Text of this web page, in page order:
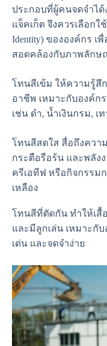
ประกอบที่ผู้คนจดจำได้
แจ็คเก็ต จึงควรเลือกใ
Identity) ขององค์กร เ
สอดคล้องกับภาพลักษ
โทนสีเข้ม ให้ความรู้สึ
อาชีพ เหมาะกับองค์ก
เช่น ดำ, น้ำเงินกรม, เท
โทนสีสดใส สื่อถึงควา
กระตือรือร้น และพลัง
ครีเอทีฟ หรือกิจกรรม
เหลือง
โทนสีที่ตัดกัน ทำให้เสื้
และมีลูกเล่น เหมาะกั
เด่น และจดจำง่าย